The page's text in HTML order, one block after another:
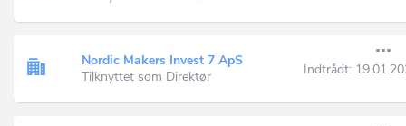
Nordic Makers Invest 7 ApS
Tilknyttet som Direktør
Indtrådt: